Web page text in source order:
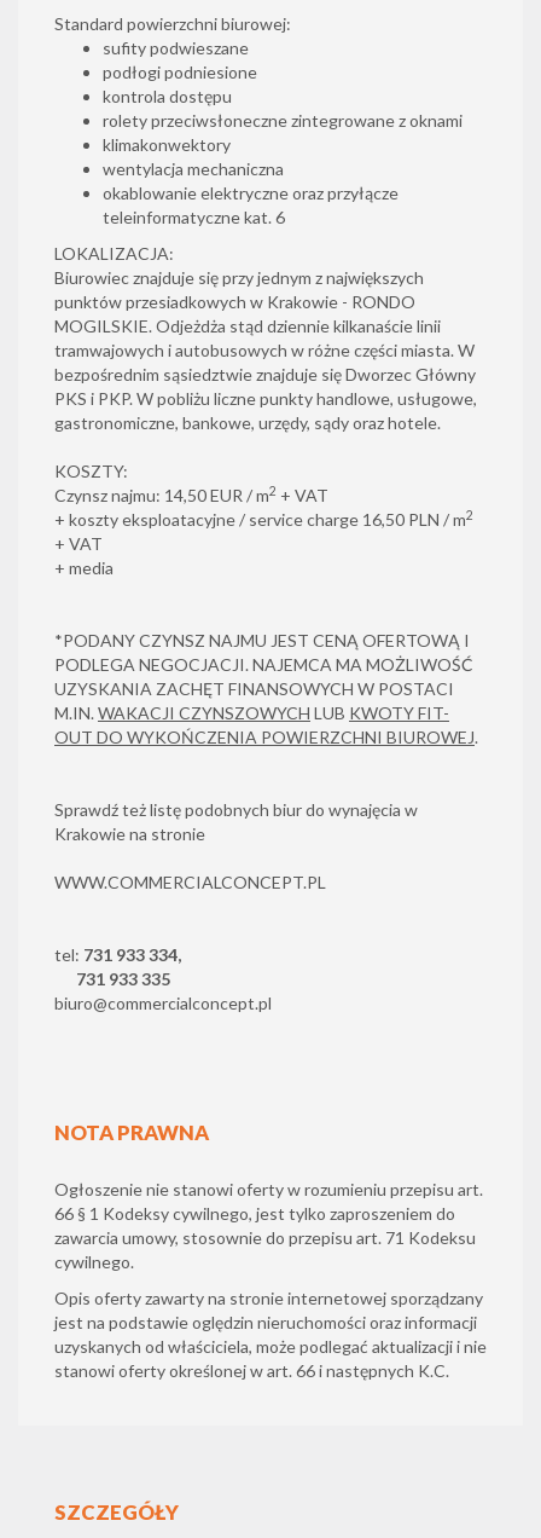
Standard powierzchni biurowej:
sufity podwieszane
podłogi podniesione
kontrola dostępu
rolety przeciwsłoneczne zintegrowane z oknami
klimakonwektory
wentylacja mechaniczna
okablowanie elektryczne oraz przyłącze
teleinformatyczne kat. 6
LOKALIZACJA:
Biurowiec znajduje się przy jednym z największych
punktów przesiadkowych w Krakowie - RONDO
MOGILSKIE. Odjeżdża stąd dziennie kilkanaście linii
tramwajowych i autobusowych w różne części miasta. W
bezpośrednim sąsiedztwie znajduje się Dworzec Główny
PKS i PKP. W pobliżu liczne punkty handlowe, usługowe,
gastronomiczne, bankowe, urzędy, sądy oraz hotele.
KOSZTY:
Czynsz najmu: 14,50 EUR / m2 + VAT
+ koszty eksploatacyjne / service charge 16,50 PLN / m2
+ VAT
+ media
*PODANY CZYNSZ NAJMU JEST CENĄ OFERTOWĄ I
PODLEGA NEGOCJACJI. NAJEMCA MA MOŻLIWOŚĆ
UZYSKANIA ZACHĘT FINANSOWYCH W POSTACI
M.IN. WAKACJI CZYNSZOWYCH LUB KWOTY FIT-
OUT DO WYKOŃCZENIA POWIERZCHNI BIUROWEJ.
Sprawdź też listę podobnych biur do wynajęcia w
Krakowie na stronie
WWW.COMMERCIALCONCEPT.PL
tel: 731 933 334,
731 933 335
biuro@commercialconcept.pl
NOTA PRAWNA
Ogłoszenie nie stanowi oferty w rozumieniu przepisu art.
66 § 1 Kodeksy cywilnego, jest tylko zaproszeniem do
zawarcia umowy, stosownie do przepisu art. 71 Kodeksu
cywilnego.
Opis oferty zawarty na stronie internetowej sporządzany
jest na podstawie oględzin nieruchomości oraz informacji
uzyskanych od właściciela, może podlegać aktualizacji i nie
stanowi oferty określonej w art. 66 i następnych K.C.
SZCZEGÓŁY